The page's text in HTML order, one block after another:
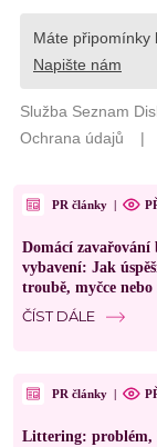
PR články |
Domácí zavařování
vybavení: Jak
troubě, myčce
ČÍST DÁLE
PR články |
Littering: problém,